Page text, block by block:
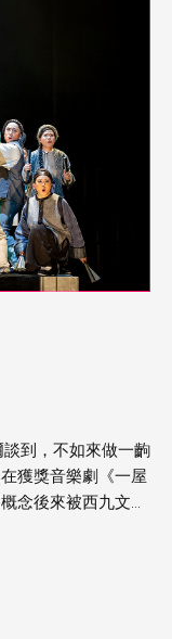
到，不如來做一齣
獲獎音樂劇《一屋
念後來被西九文化